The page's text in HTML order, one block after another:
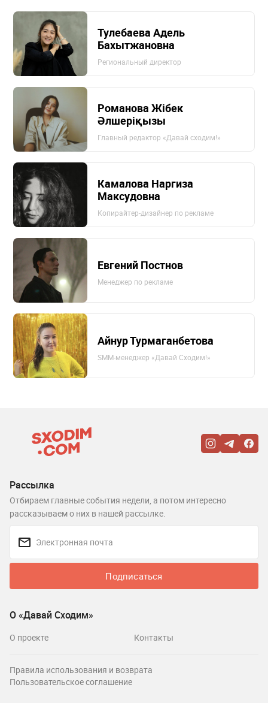
Тулебаева Адель
Бахытжановна
Региональный директор
Романова Жiбек
Әлшеріқызы
Главный редактор «Давай сходим!»
Камалова Наргиза
Максудовна
Копирайтер-дизайнер по рекламе
Евгений Постнов
Менеджер по рекламе
Айнур Турмаганбетова
SMM-менеджер «Давай Сходим!»
Рассылка
Отбираем главные события недели, а потом интересно
рассказываем о них в нашей рассылке.
Подписаться
О «Давай Сходим»
О проекте Контакты
Правила использования и возврата
Пользовательское соглашение